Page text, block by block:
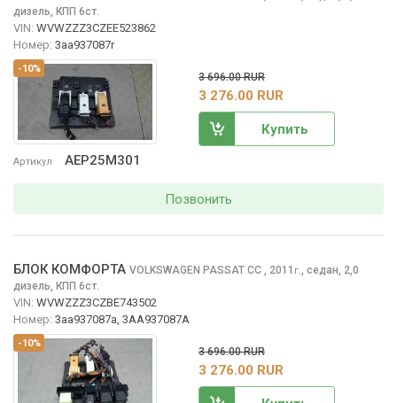
-10%
Артикул AEP25M301
дизель, КПП 6ст.
VIN: WVWZZZ3CZEE523862
Номер: 3aa937087r
3 696.00 RUR
3 276.00 RUR
Купить
Позвонить
-10%
БЛОК КОМФОРТА VOLKSWAGEN PASSAT CC , 2011 г. седан, 2,0
дизель, КПП 6ст.
VIN: WVWZZZ3CZBE743502
Номер: 3aa937087a, 3AA937087A
3 696.00 RUR
3 276.00 RUR